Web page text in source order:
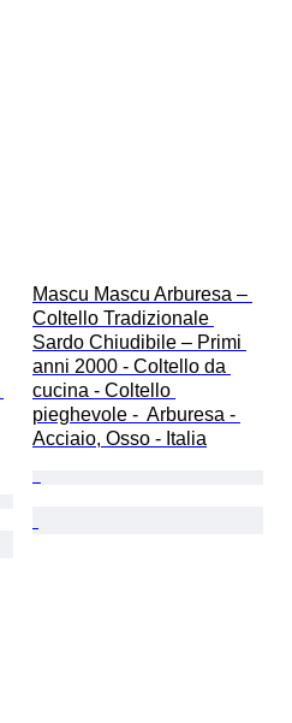
Mascu Mascu Arburesa –
Coltello Tradizionale
Sardo Chiudibile – Primi
anni 2000 - Coltello da
cucina - Coltello
pieghevole -  Arburesa -
Acciaio, Osso - Italia